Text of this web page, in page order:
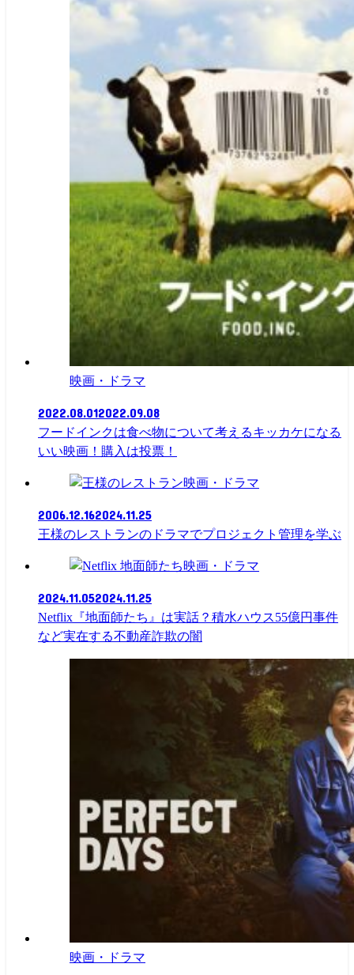
映画・ドラマ
2022.08.012022.09.08
フードインクは食べ物について考えるキッカケになる
いい映画！購入は投票！
映画・ドラマ
2006.12.162024.11.25
王様のレストランのドラマでプロジェクト管理を学ぶ
映画・ドラマ
2024.11.052024.11.25
Netflix『地面師たち』は実話？積水ハウス55億円事件
など実在する不動産詐欺の闇
映画・ドラマ